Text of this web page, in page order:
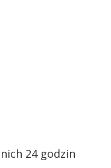
24 godzin